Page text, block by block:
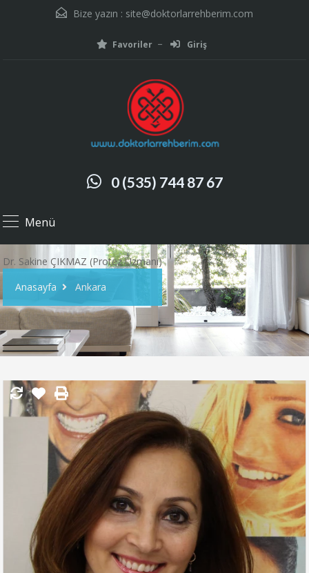
Bize yazın : site@doktorlarrehberim.com
Favoriler Giriş
0 (535) 744 87 67
Menü
Dr. Sakine ÇIKMAZ (Protez Uzmanı)
Anasayfa
Ankara